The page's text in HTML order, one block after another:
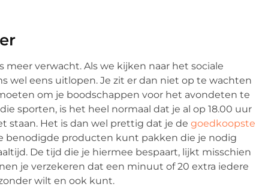
verwacht. Als we kijken naar het sociale
wel eens uitlopen. Je zit er dan niet op te wachten
om je boodschappen voor het avondeten te
sporten, is het heel normaal dat je al op 18.00 uur
staan. Het is dan wel prettig dat je de goedkoopste
benodigde producten kunt pakken die je nodig
De tijd die je hiermee bespaart, lijkt misschien
je verzekeren dat een minuut of 20 extra iedere
wilt en ook kunt.